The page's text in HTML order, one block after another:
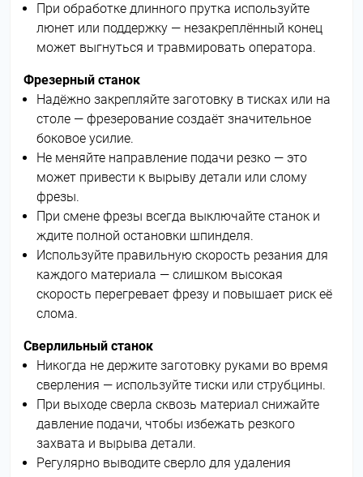
При обработке длинного прутка используйте
люнет или поддержку — незакреплённый конец
может выгнуться и травмировать оператора.
Фрезерный станок
Надёжно закрепляйте заготовку в тисках или на
столе — фрезерование создаёт значительное
боковое усилие.
Не меняйте направление подачи резко — это
может привести к вырыву детали или слому
фрезы.
При смене фрезы всегда выключайте станок и
ждите полной остановки шпинделя.
Используйте правильную скорость резания для
каждого материала — слишком высокая
скорость перегревает фрезу и повышает риск её
слома.
Сверлильный станок
Никогда не держите заготовку руками во время
сверления — используйте тиски или струбцины.
При выходе сверла сквозь материал снижайте
давление подачи, чтобы избежать резкого
захвата и вырыва детали.
Регулярно выводите сверло для удаления